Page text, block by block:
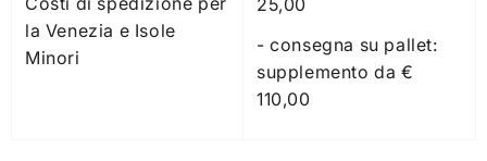
la Venezia e Isole
Minori
- consegna su pallet:
supplemento da €
110,00